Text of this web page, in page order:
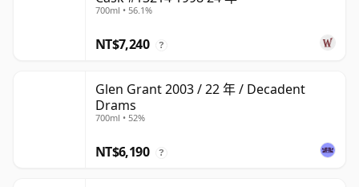
700ml • 56.1%
NT$7,240 ?
Glen Grant 2003 / 22 年 / Decadent
Drams
700ml • 52%
NT$6,190 ?